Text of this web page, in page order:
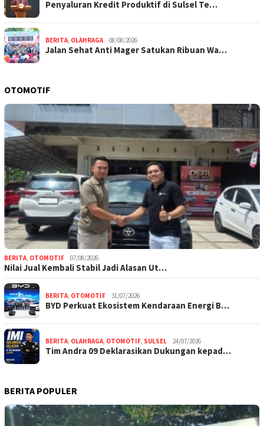
Penyaluran Kredit Produktif di Sulsel Te…
BERITA, OLAHRAGA 08/08/2026
Jalan Sehat Anti Mager Satukan Ribuan Wa…
OTOMOTIF
BERITA, OTOMOTIF 07/08/2026
Nilai Jual Kembali Stabil Jadi Alasan Ut…
BERITA, OTOMOTIF 31/07/2026
BYD Perkuat Ekosistem Kendaraan Energi B…
BERITA, OLAHRAGA, OTOMOTIF, SULSEL 24/07/2026
Tim Andra 09 Deklarasikan Dukungan kepad…
BERITA POPULER